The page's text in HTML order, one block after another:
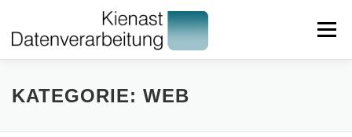
springen
Menü
HOME LEISTUNGEN ÜBER UNS
KATEGORIE: WEB